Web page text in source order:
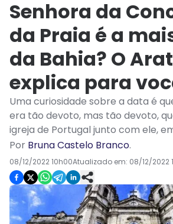
Senhora da
da Praia é a
da Bahia? O
explica para
Uma curiosidade sobre a data é
era tão devoto, mas tão devoto,
igreja de Portugal junto com ele,
Por Bruna Castelo Branco.
08/12/2022 10h00Atualizado em: 08/12/2022